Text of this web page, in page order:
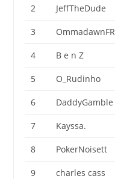
2 JeffTheDude
3 OmmadawnFR
4 B e n Z
5 O_Rudinho
6 DaddyGamble
7 Kayssa.
8 PokerNoisett
9 charles cass